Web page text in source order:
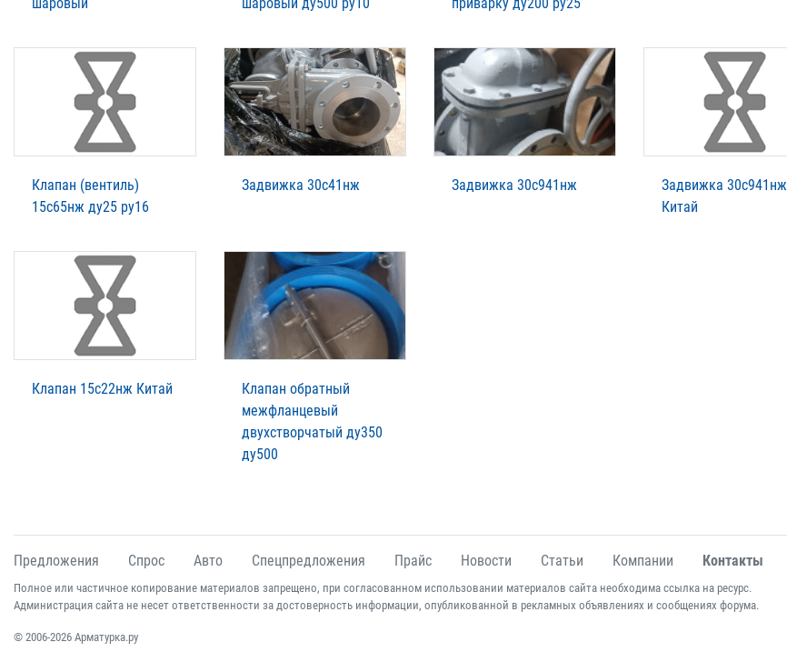
Клапан (вентиль)
15с65нж ду25 ру16
Задвижка 30с41нж Задвижка 30с941нж
Задвижка 30с941нж
Китай
Клапан 15с22нж Китай
Клапан обратный
межфланцевый
двухстворчатый ду350
ду500
Предложения Спрос Авто Спецпредложения Прайс Новости Статьи Компании Контакты
Полное или частичное копирование материалов запрещено, при согласованном использовании материалов сайта необходима ссылка на ресурс.
Администрация сайта не несет ответственности за достоверность информации, опубликованной в рекламных объявлениях и сообщениях форума.
© 2006-2026 Арматурка.ру